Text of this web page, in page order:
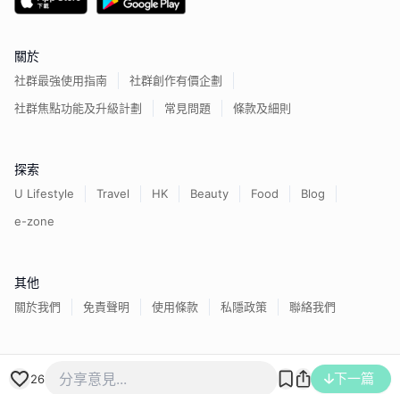
26 下一篇
關於
社群最強使用指南
社群創作有價企劃
社群焦點功能及升級計劃
常見問題 條款及細則
探索
U Lifestyle Travel HK Beauty Food
Blog
e-zone
其他
關於我們 免責聲明 使用條款 私隱政策 聯絡我們
香港經濟日報版權所有©